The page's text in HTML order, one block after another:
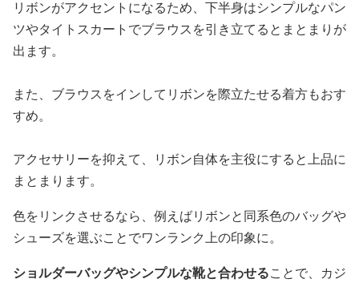
リボンがアクセントになるため、下半身はシンプルなパン
ツやタイトスカートでブラウスを引き立てるとまとまりが
出ます。
また、ブラウスをインしてリボンを際立たせる着方もおす
すめ。
アクセサリーを抑えて、リボン自体を主役にすると上品に
まとまります。
色をリンクさせるなら、例えばリボンと同系色のバッグや
シューズを選ぶことでワンランク上の印象に。
ショルダーバッグやシンプルな靴と合わせることで、カジ